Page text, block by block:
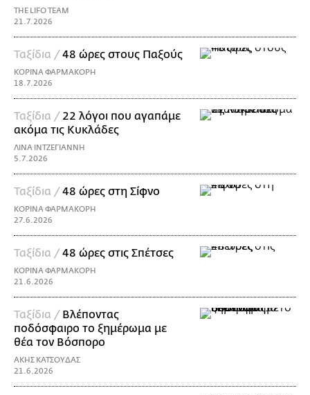
THE LIFO TEAM
21.7.2026
Ταξίδια /48 ώρες στους Παξούς
ΚΟΡΙΝΑ ΦΑΡΜΑΚΟΡΗ
18.7.2026
Ταξίδια / 22 λόγοι που αγαπάμε
ακόμα τις Κυκλάδες
ΛΙΝΑ ΙΝΤΖΕΓΙΑΝΝΗ
5.7.2026
Ταξίδια /48 ώρες στη Σίφνο
ΚΟΡΙΝΑ ΦΑΡΜΑΚΟΡΗ
27.6.2026
Ταξίδια /48 ώρες στις Σπέτσες
ΚΟΡΙΝΑ ΦΑΡΜΑΚΟΡΗ
21.6.2026
Ταξίδια / Βλέποντας
ποδόσφαιρο το ξημέρωμα με
θέα τον Βόσπορο
ΑΚΗΣ ΚΑΤΣΟΥΔΑΣ
21.6.2026